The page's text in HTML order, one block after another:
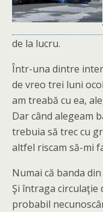
de la lucru.
Într-una dintre
de vreo trei luni
am treabă cu ea,
Dar când alegeam
trebuia să trec cu
altfel riscam să-mi
Numai că banda
Şi întraga circulaţie
probabil